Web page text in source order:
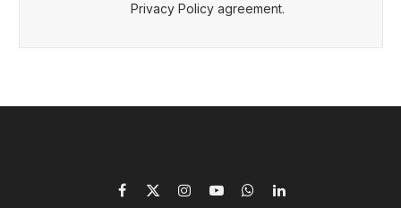
Privacy Policy agreement.
Facebook
X
InstagramYouTubeWhatsAppLinkedIn